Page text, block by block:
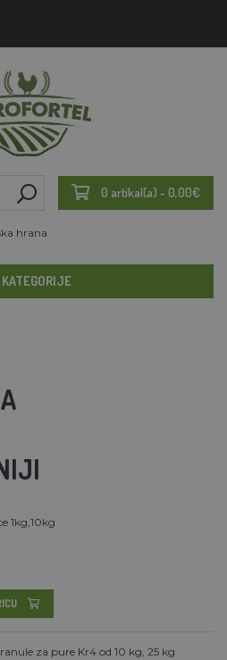
0 artikal(a) - 0,00€
hrana
KATEGORIJE
1kg,10kg
za pure Kr4 od 10 kg, 25 kg